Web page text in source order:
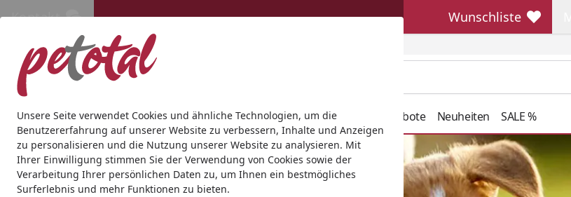
Unsere Seite verwendet Cookies und ähnliche Technologien, um die
Benutzererfahrung auf unserer Website zu verbessern, Inhalte und Anzeigen
zu personalisieren und die Nutzung unserer Website zu analysieren. Mit
Ihrer Einwilligung stimmen Sie der Verwendung von Cookies sowie der
Verarbeitung Ihrer persönlichen Daten zu, um Ihnen ein bestmögliches
Surferlebnis und mehr Funktionen zu bieten.
Kontakt Wunschliste
Wunschliste
Hund Katze Aquaristik Teich Andere Tierarten Geschenkideen Angebote Neuheiten SALE %